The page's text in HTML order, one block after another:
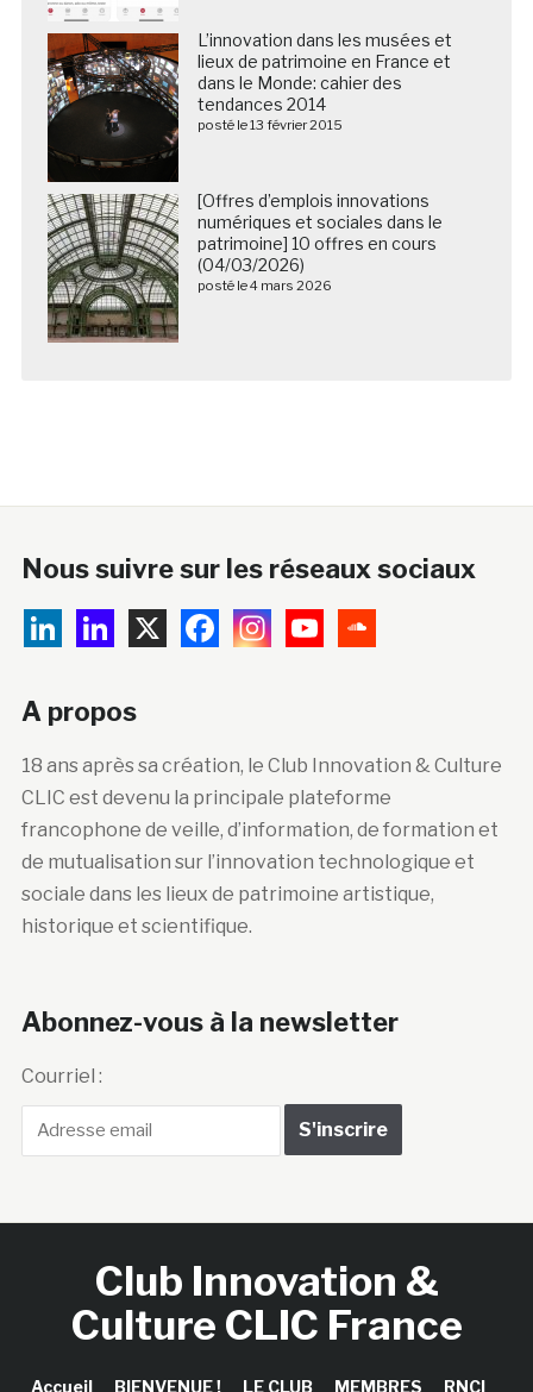
L’innovation dans les musées et
lieux de patrimoine en France et
dans le Monde: cahier des
tendances 2014
posté le 13 février 2015
[Offres d’emplois innovations
numériques et sociales dans le
patrimoine] 10 offres en cours
(04/03/2026)
posté le 4 mars 2026
Nous suivre sur les réseaux sociaux
A propos
18 ans après sa création, le Club Innovation & Culture
CLIC est devenu la principale plateforme
francophone de veille, d’information, de formation et
de mutualisation sur l’innovation technologique et
sociale dans les lieux de patrimoine artistique,
historique et scientifique.
Abonnez-vous à la newsletter
Courriel :
Club Innovation &
Culture CLIC France
Accueil BIENVENUE ! LE CLUB MEMBRES RNCI